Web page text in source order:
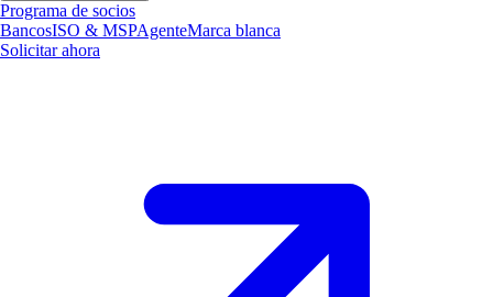
Programa de socios
BancosISO & MSPAgenteMarca blanca
Solicitar ahora